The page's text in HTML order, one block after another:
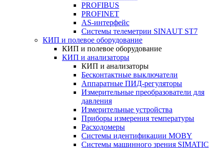
PROFIBUS
PROFINET
AS-интерфейс
Системы телеметрии SINAUT ST7
КИП и полевое оборудование
КИП и полевое оборудование
КИП и анализаторы
КИП и анализаторы
Бесконтактные выключатели
Аппаратные ПИД-регуляторы
Измерительные преобразователи для
давления
Измерительные устройства
Приборы измерения температуры
Расходомеры
Системы идентификации MOBY
Системы машинного зрения SIMATIC